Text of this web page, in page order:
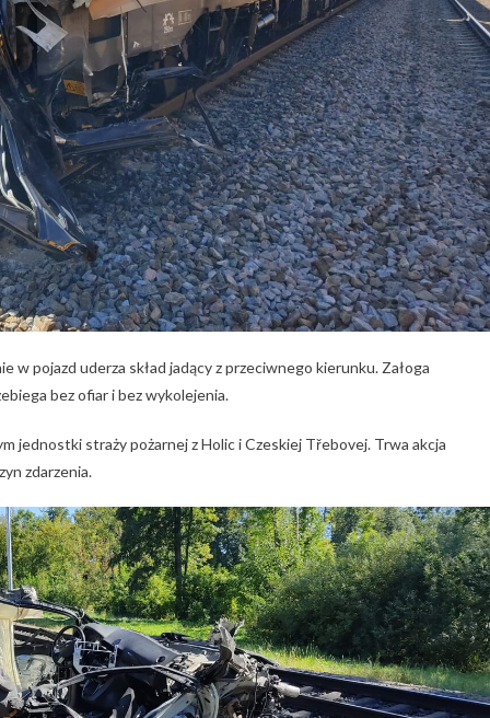
w pojazd uderza skład jadący z przeciwnego kierunku. Załoga
bez ofiar i bez wykolejenia.
jednostki straży pożarnej z Holic i Czeskiej Třebovej. Trwa akcja
zdarzenia.